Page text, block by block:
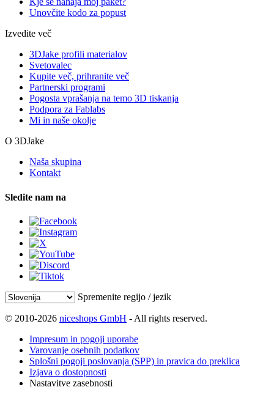
Unovčite kodo za popust
Izvedite več
3DJake profili materialov
Svetovalec
Kupite več, prihranite več
Partnerski programi
Pogosta vprašanja na temo 3D tiskanja
Podpora za Fablabs
Mi in naše okolje
O 3DJake
Naša skupina
Kontakt
Sledite nam na
Spremenite regijo / jezik
© 2010-2026 niceshops GmbH - All rights reserved.
Impresum in pogoji uporabe
Varovanje osebnih podatkov
Splošni pogoji poslovanja (SPP) in pravica do preklica
Izjava o dostopnosti
Nastavitve zasebnosti